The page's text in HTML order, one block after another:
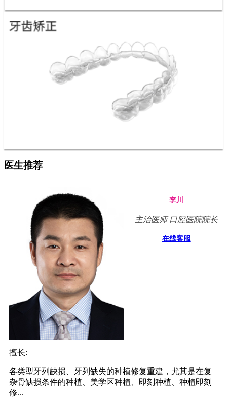
医生推荐
李川
主治医师 口腔医院院长
在线客服
擅长:
各类型牙列缺损、牙列缺失的种植修复重建，尤其是在复
杂骨缺损条件的种植、美学区种植、即刻种植、种植即刻
修...